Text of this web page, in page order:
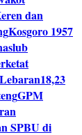
dan
Kosgoro 1957
18,23
GPM
SPBU di